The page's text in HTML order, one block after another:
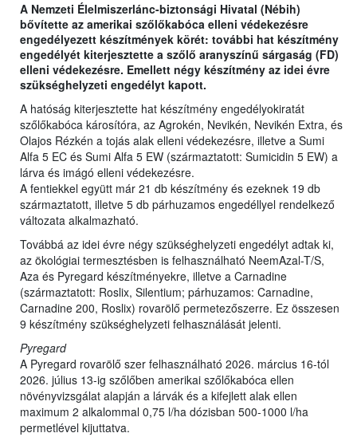
A Nemzeti Élelmiszerlánc-biztonsági Hivatal (Nébih)
bővítette az amerikai szőlőkabóca elleni védekezésre
engedélyezett készítmények körét: további hat készítmény
engedélyét kiterjesztette a szőlő aranyszínű sárgaság (FD)
elleni védekezésre. Emellett négy készítmény az idei évre
szükséghelyzeti engedélyt kapott.
A hatóság kiterjesztette hat készítmény engedélyokiratát
szőlőkabóca károsítóra, az Agrokén, Nevikén, Nevikén Extra, és
Olajos Rézkén a tojás alak elleni védekezésre, illetve a Sumi
Alfa 5 EC és Sumi Alfa 5 EW (származtatott: Sumicidin 5 EW) a
lárva és imágó elleni védekezésre.
A fentiekkel együtt már 21 db készítmény és ezeknek 19 db
származtatott, illetve 5 db párhuzamos engedéllyel rendelkező
változata alkalmazható.
Továbbá az idei évre négy szükséghelyzeti engedélyt adtak ki,
az ökológiai termesztésben is felhasználható NeemAzal-T/S,
Aza és Pyregard készítményekre, illetve a Carnadine
(származtatott: Roslix, Silentium; párhuzamos: Carnadine,
Carnadine 200, Roslix) rovarölő permetezőszerre. Ez összesen
9 készítmény szükséghelyzeti felhasználását jelenti.
Pyregard
A Pyregard rovarölő szer felhasználható 2026. március 16-tól
2026. július 13-ig szőlőben amerikai szőlőkabóca ellen
növényvizsgálat alapján a lárvák és a kifejlett alak ellen
maximum 2 alkalommal 0,75 l/ha dózisban 500-1000 l/ha
permetlével kijuttatva.